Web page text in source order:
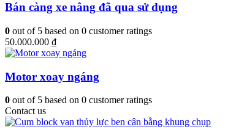
Bán càng xe nâng đã qua sử dụng
0 out of 5 based on 0 customer ratings
50.000.000 ₫
Motor xoay ngáng
0 out of 5 based on 0 customer ratings
Contact us